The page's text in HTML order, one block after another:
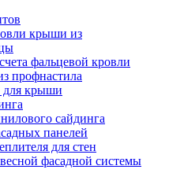
крыши из
фальцевой кровли
профнастила
для крыши
сайдинга
панелей
для стен
фасадной системы